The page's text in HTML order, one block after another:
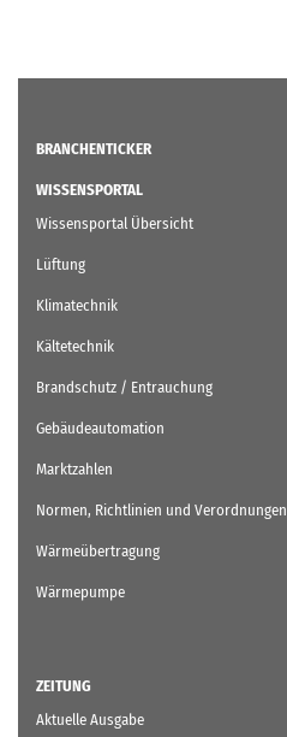
BRANCHENTICKER
WISSENSPORTAL
Wissensportal Übersicht
Lüftung
Klimatechnik
Kältetechnik
Brandschutz / Entrauchung
Gebäudeautomation
Marktzahlen
Normen, Richtlinien und Verordnungen
Wärmeübertragung
Wärmepumpe
ZEITUNG
Aktuelle Ausgabe